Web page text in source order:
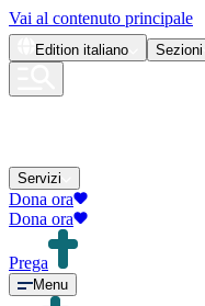
Vai al contenuto principale
Edition italiano Sezioni
Servizi
Dona ora
Dona ora
Prega
Menu